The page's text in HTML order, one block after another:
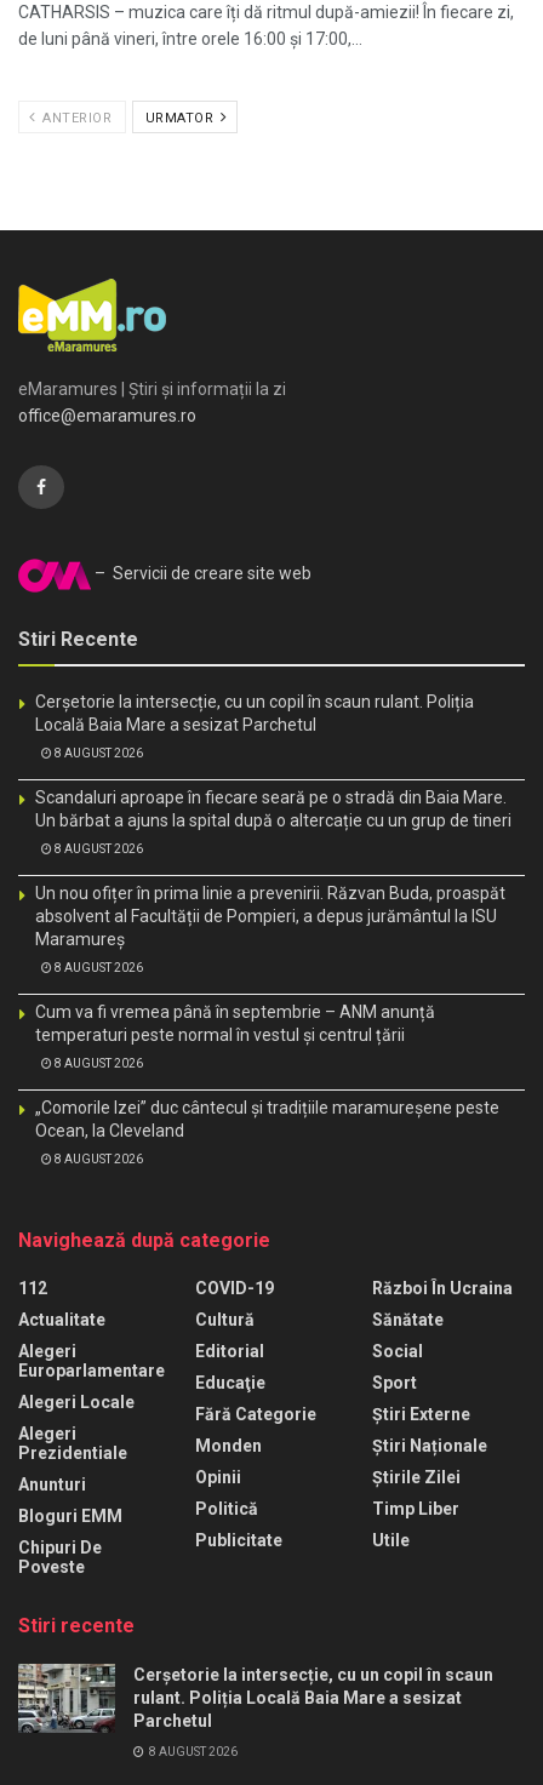
CATHARSIS – muzica care îți dă ritmul după-amiezii! În fiecare zi,
de luni până vineri, între orele 16:00 și 17:00,...
ANTERIOR URMATOR
eMaramures | Știri și informații la zi
office@emaramures.ro
– Servicii de creare site web
Stiri Recente
Cerșetorie la intersecție, cu un copil în scaun rulant. Poliția
Locală Baia Mare a sesizat Parchetul
8 AUGUST 2026
Scandaluri aproape în fiecare seară pe o stradă din Baia Mare.
Un bărbat a ajuns la spital după o altercație cu un grup de tineri
8 AUGUST 2026
Un nou ofițer în prima linie a prevenirii. Răzvan Buda, proaspăt
absolvent al Facultății de Pompieri, a depus jurământul la ISU
Maramureș
8 AUGUST 2026
Cum va fi vremea până în septembrie – ANM anunță
temperaturi peste normal în vestul și centrul țării
8 AUGUST 2026
„Comorile Izei” duc cântecul și tradițiile maramureșene peste
Ocean, la Cleveland
8 AUGUST 2026
Navighează după categorie
112
Actualitate
Alegeri
Europarlamentare
Alegeri Locale
Alegeri
Prezidentiale
Anunturi
Bloguri EMM
Chipuri De
Poveste
COVID-19
Cultură
Editorial
Educaţie
Fără Categorie
Monden
Opinii
Politică
Publicitate
Război În Ucraina
Sănătate
Social
Sport
Știri Externe
Știri Naționale
Știrile Zilei
Timp Liber
Utile
Stiri recente
Cerșetorie la intersecție, cu un copil în scaun
rulant. Poliția Locală Baia Mare a sesizat
Parchetul
8 AUGUST 2026